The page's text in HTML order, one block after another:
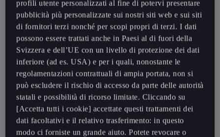
centrale e un'officina di auto da corsa. Oggi CUPRA
dispone già di una rete mondiale di punti vendita
specializzati che sostengono la storia di successo del
marchio. Negli ultimi anni la tendenza al rialzo dell’audace
marchio spagnolo è proseguita: CUPRA ha consegnato più
di 500.000 veicoli in tutto il mondo, a dimostrazione
dell’armonia tra elettrificazione e sportività.
profili utente personalizzati al fine di potervi presentare
pubblicità più personalizzate sui nostri siti web e sui siti
di fornitori terzi nonché per scopi propri di terzi. I dati
possono essere trattati anche in Paesi al di fuori della
Svizzera e dell’UE con un livello di protezione dei dati
inferiore (ad es. USA) e per i quali, nonostante le
regolamentazioni contrattuali di ampia portata, non si
può escludere il rischio di accesso da parte delle autorità
statali e possibilità di ricorso limitate. Cliccando su
[Accetta tutti i cookie] accettate questi trattamenti dei
dati facoltativi e il relativo trasferimento: in questo
modo ci forniste un grande aiuto. Potete revocare o